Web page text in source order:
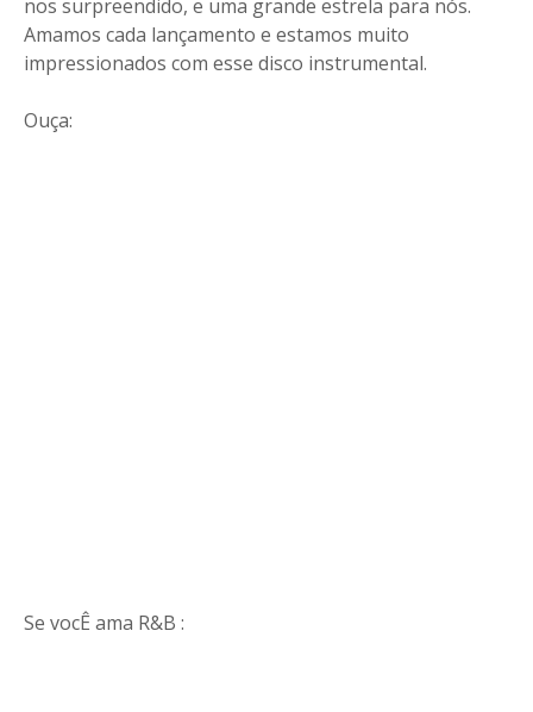
nos surpreendido, e uma grande estrela para nós.
Amamos cada lançamento e estamos muito
impressionados com esse disco instrumental.
Ouça:
Se vocÊ ama R&B :